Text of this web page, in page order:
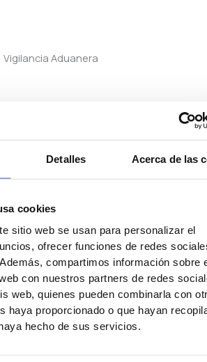
Detalles Acerca de las
cookies
sitio web se usan para personalizar el
ofrecer funciones de redes
compartimos información sobre
con nuestros partners de redes
web, quienes pueden combinarla con
haya proporcionado o que hayan
hecho de sus servicios.
Vigilancia Aduanera
Auxilio Judicial
Tramitación Procesal